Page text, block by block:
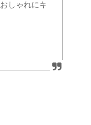
しゃれにキ